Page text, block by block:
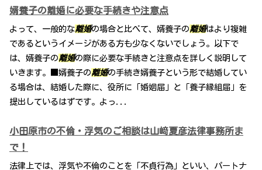
婿養子の離婚に必要な手続きや注意点
よって、一般的な離婚の場合と比べて、婿養子の離婚はより複雑
であるというイメージがある方も少なくないでしょう。以下で
は、婿養子の離婚の際に必要な手続きと注意点を詳しく説明して
いきます。■婿養子の離婚の手続き婿養子という形で結婚してい
る場合は、結婚した際に、役所に「婚姻届」と「養子縁組届」を
提出しているはずです。よっ...
小田原市の不倫・浮気のご相談は山﨑夏彦法律事務所ま
で！
法律上では、浮気や不倫のことを「不貞行為」といい、パートナ